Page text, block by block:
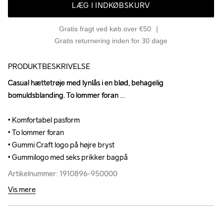
LÆG I INDKØBSKURV
Gratis fragt ved køb over €50
Gratis returnering inden for 30 dage
PRODUKTBESKRIVELSE
Casual hættetrøje med lynlås i en blød, behagelig
bomuldsblanding. To lommer foran
• Komfortabel pasform
• To lommer foran
• Gummi Craft logo på højre bryst
• Gummilogo med seks prikker bagpå
Artikelnummer: 1910896-950000
Casual hættetrøje med lynlås i en blød, behagelig
bomuldsblanding. To lommer foran
• Komfortabel pasform
• To lommer foran
• Gummi Craft logo på højre bryst
• Gummilogo med seks prikker bagpå
Artikelnummer: 1910896-950000
Vis mere